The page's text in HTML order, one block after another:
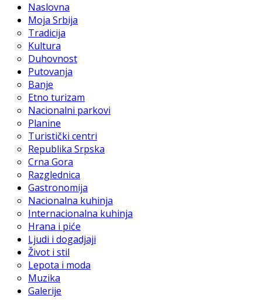
Naslovna
Moja Srbija
Tradicija
Kultura
Duhovnost
Putovanja
Banje
Etno turizam
Nacionalni parkovi
Planine
Turistički centri
Republika Srpska
Crna Gora
Razglednica
Gastronomija
Nacionalna kuhinja
Internacionalna kuhinja
Hrana i piće
Ljudi i dogadjaji
Život i stil
Lepota i moda
Muzika
Galerije